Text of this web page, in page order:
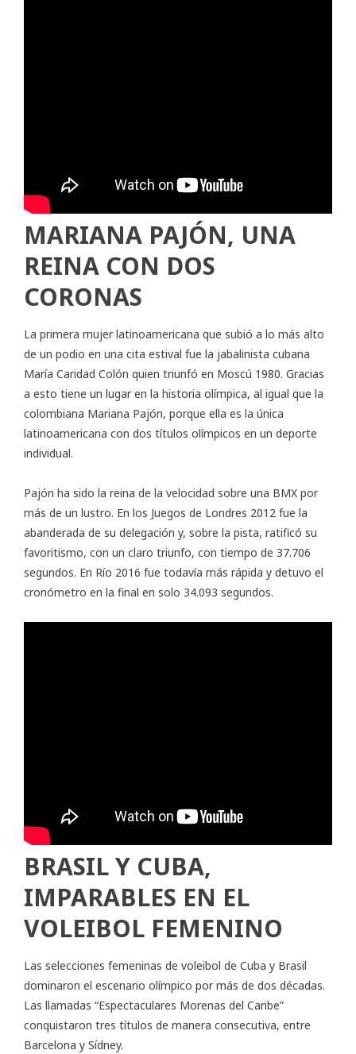
MARIANA PAJÓN, UNA
REINA CON DOS
CORONAS
La primera mujer latinoamericana que subió a lo más alto
de un podio en una cita estival fue la jabalinista cubana
María Caridad Colón quien triunfó en Moscú 1980. Gracias
a esto tiene un lugar en la historia olímpica, al igual que la
colombiana Mariana Pajón, porque ella es la única
latinoamericana con dos títulos olímpicos en un deporte
individual.
Pajón ha sido la reina de la velocidad sobre una BMX por
más de un lustro. En los Juegos de Londres 2012 fue la
abanderada de su delegación y, sobre la pista, ratificó su
favoritismo, con un claro triunfo, con tiempo de 37.706
segundos. En Río 2016 fue todavía más rápida y detuvo el
cronómetro en la final en solo 34.093 segundos.
BRASIL Y CUBA,
IMPARABLES EN EL
VOLEIBOL FEMENINO
Las selecciones femeninas de voleibol de Cuba y Brasil
dominaron el escenario olímpico por más de dos décadas.
Las llamadas “Espectaculares Morenas del Caribe”
conquistaron tres títulos de manera consecutiva, entre
Barcelona y Sídney.